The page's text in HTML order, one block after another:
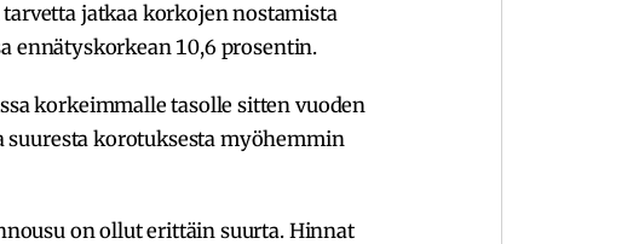
jatkaa korkojen nostamista
ennätyskorkean 10,6 prosentin.
korkeimmalle tasolle sitten vuoden
suuresta korotuksesta myöhemmin
on ollut erittäin suurta. Hinnat